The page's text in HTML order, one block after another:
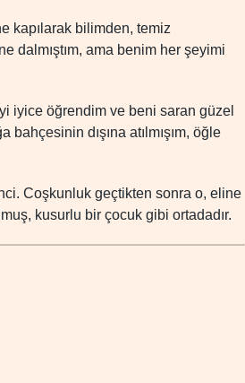
kapılarak bilimden, temiz
dalmıştım, ama benim her şeyimi
iyice öğrendim ve beni saran güzel
dışına atılmışım, öğle
Coşkunluk geçtikten sonra o, eline
kusurlu bir çocuk gibi ortadadır.